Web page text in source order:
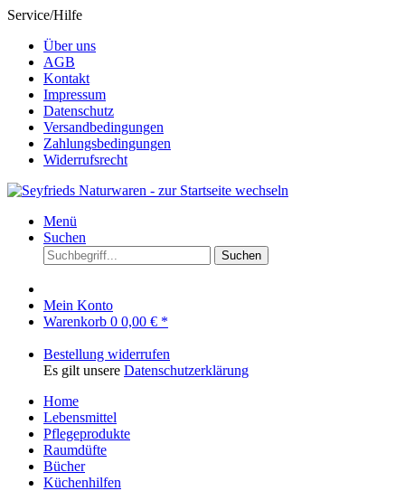
Service/Hilfe
Über uns
AGB
Kontakt
Impressum
Datenschutz
Versandbedingungen
Zahlungsbedingungen
Widerrufsrecht
Menü
Suchen
Suchen
Mein Konto
Warenkorb 0 0,00 € *
Bestellung widerrufen
Es gilt unsere Datenschutzerklärung
Home
Lebensmittel
Pflegeprodukte
Raumdüfte
Bücher
Küchenhilfen